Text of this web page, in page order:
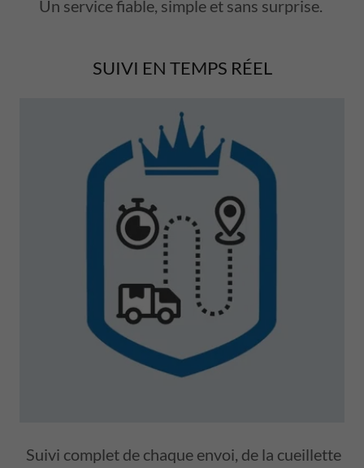
Un service fiable, simple et sans surprise.
SUIVI EN TEMPS RÉEL
Suivi complet de chaque envoi, de la cueillette